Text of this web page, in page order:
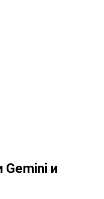
Gemini и